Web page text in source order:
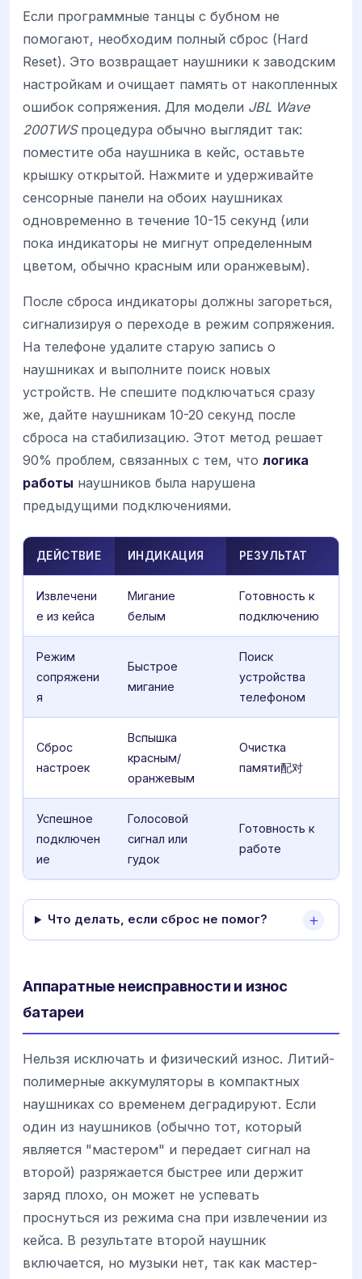
Если программные танцы с бубном не
помогают, необходим полный сброс (Hard
Reset). Это возвращает наушники к заводским
настройкам и очищает память от накопленных
ошибок сопряжения. Для модели JBL Wave
200TWSпроцедура обычно выглядит так:
поместите оба наушника в кейс, оставьте
крышку открытой. Нажмите и удерживайте
сенсорные панели на обоих наушниках
одновременно в течение 10-15 секунд (или
пока индикаторы не мигнут определенным
цветом, обычно красным или оранжевым).
После сброса индикаторы должны загореться,
сигнализируя о переходе в режим сопряжения.
На телефоне удалите старую запись о
наушниках и выполните поиск новых
устройств. Не спешите подключаться сразу
же, дайте наушникам 10-20 секунд после
сброса на стабилизацию. Этот метод решает
90% проблем, связанных с тем, что логика
работы наушников была нарушена
предыдущими подключениями.
ДЕЙСТВИЕ ИНДИКАЦИЯ РЕЗУЛЬТАТ
Извлечени
е из кейса
Мигание
белым
Готовность к
подключению
Режим
сопряжени
я
Быстрое
мигание
Поиск
устройства
телефоном
Сброс
настроек
Вспышка
красным/
оранжевым
Очистка
памяти配对
Успешное
подключен
ие
Голосовой
сигнал или
гудок
Готовность к
работе
Что делать, если сброс не помог?
Аппаратные неисправности и износ
батареи
Нельзя исключать и физический износ. Литий-
полимерные аккумуляторы в компактных
наушниках со временем деградируют. Если
один из наушников (обычно тот, который
является "мастером" и передает сигнал на
второй) разряжается быстрее или держит
заряд плохо, он может не успевать
проснуться из режима сна при извлечении из
кейса. В результате второй наушник
включается, но музыки нет, так как мастер-